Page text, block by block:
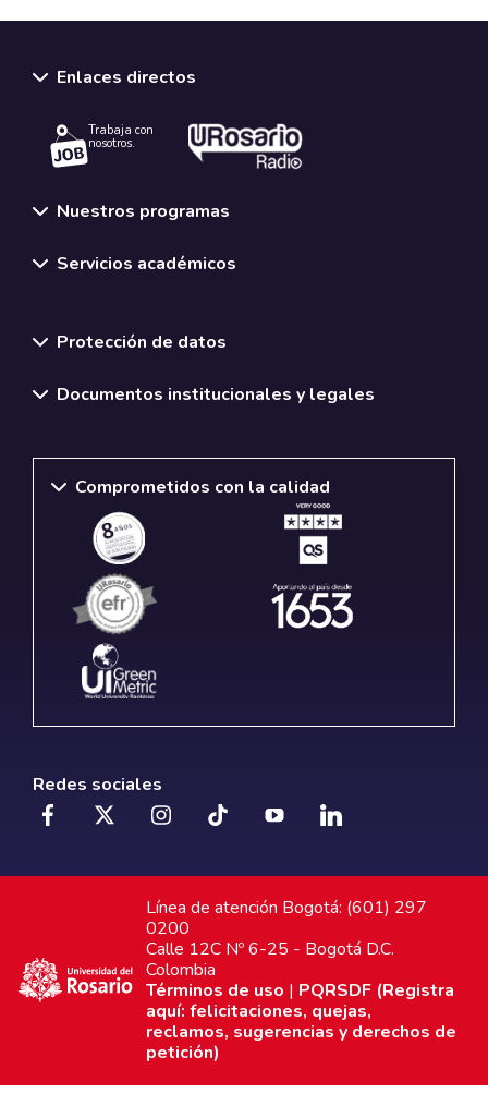
Enlaces directos
Trabaja con
nosotros.
Nuestros programas
Servicios académicos
Protección de datos
Documentos institucionales y legales
Comprometidos con la calidad
Redes sociales
Línea de atención Bogotá: (601) 297
0200
Calle 12C Nº 6-25 - Bogotá D.C.
Colombia
Términos de uso | PQRSDF (Registra
aquí: felicitaciones, quejas,
reclamos, sugerencias y derechos de
petición)